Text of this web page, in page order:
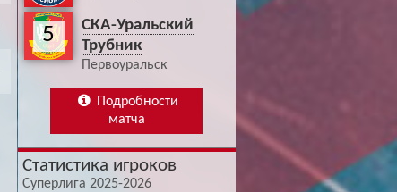
5
СКА-Уральский
Трубник
Первоуральск
Подробности
матча
Статистика игроков
Суперлига 2025-2026